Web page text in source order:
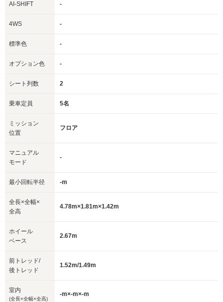
AI-SHIFT -
4WS -
標準色 -
オプション色 -
シート列数 2
乗車定員 5名
ミッション
位置
フロア
マニュアル
モード
-
最小回転半径 -m
全長×全幅×
全高
4.78m×1.81m×1.42m
ホイール
ベース
2.67m
前トレッド/
後トレッド
1.52m/1.49m
室内
(全長×全幅×全高)
-m×-m×-m